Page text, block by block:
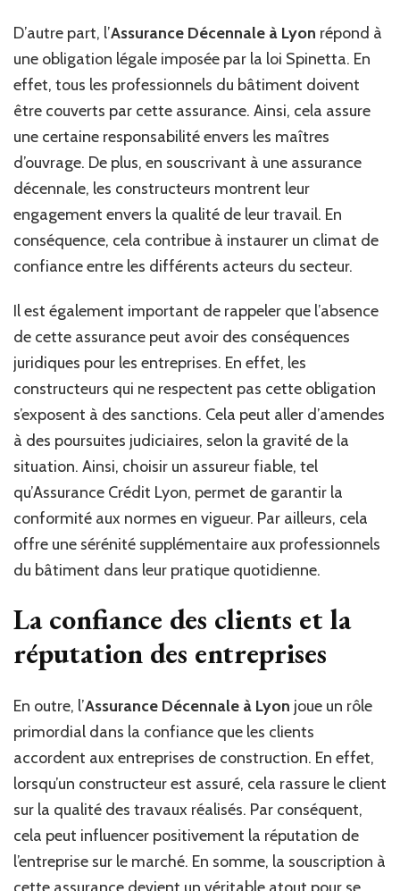
D’autre part, l’Assurance Décennale à Lyon répond à
une obligation légale imposée par la loi Spinetta. En
effet, tous les professionnels du bâtiment doivent
être couverts par cette assurance. Ainsi, cela assure
une certaine responsabilité envers les maîtres
d’ouvrage. De plus, en souscrivant à une assurance
décennale, les constructeurs montrent leur
engagement envers la qualité de leur travail. En
conséquence, cela contribue à instaurer un climat de
confiance entre les différents acteurs du secteur.
Il est également important de rappeler que l’absence
de cette assurance peut avoir des conséquences
juridiques pour les entreprises. En effet, les
constructeurs qui ne respectent pas cette obligation
s’exposent à des sanctions. Cela peut aller d’amendes
à des poursuites judiciaires, selon la gravité de la
situation. Ainsi, choisir un assureur fiable, tel
qu’Assurance Crédit Lyon, permet de garantir la
conformité aux normes en vigueur. Par ailleurs, cela
offre une sérénité supplémentaire aux professionnels
du bâtiment dans leur pratique quotidienne.
La confiance des clients et la
réputation des entreprises
En outre, l’Assurance Décennale à Lyon joue un rôle
primordial dans la confiance que les clients
accordent aux entreprises de construction. En effet,
lorsqu’un constructeur est assuré, cela rassure le client
sur la qualité des travaux réalisés. Par conséquent,
cela peut influencer positivement la réputation de
l’entreprise sur le marché. En somme, la souscription à